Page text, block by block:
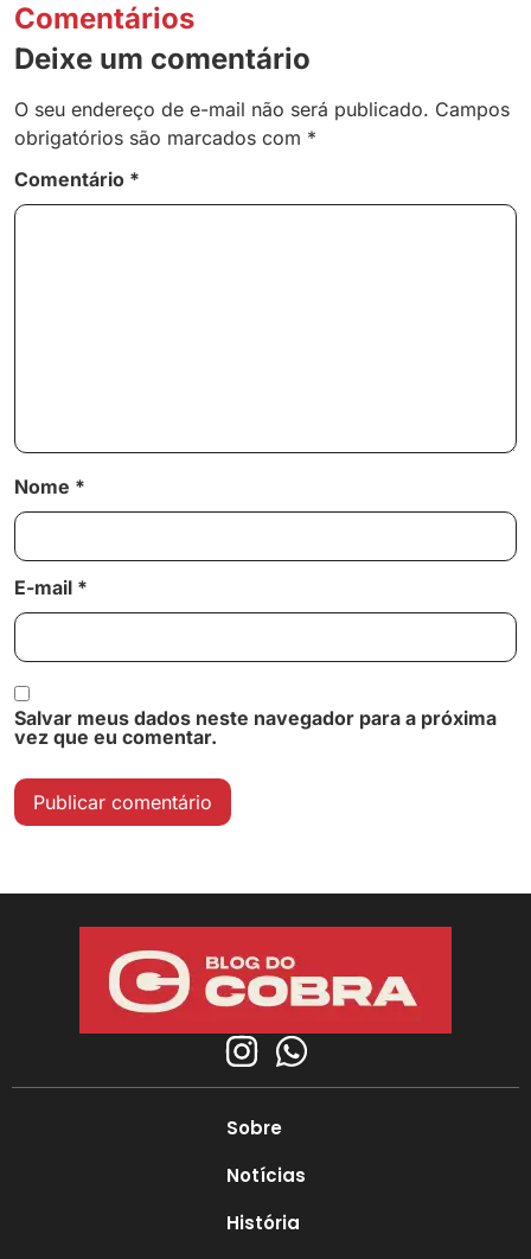
Comentários
Deixe um comentário
O seu endereço de e-mail não será publicado. Campos
obrigatórios são marcados com *
Comentário *
Nome *
E-mail *
Salvar meus dados neste navegador para a próxima
vez que eu comentar.
Sobre
Notícias
História